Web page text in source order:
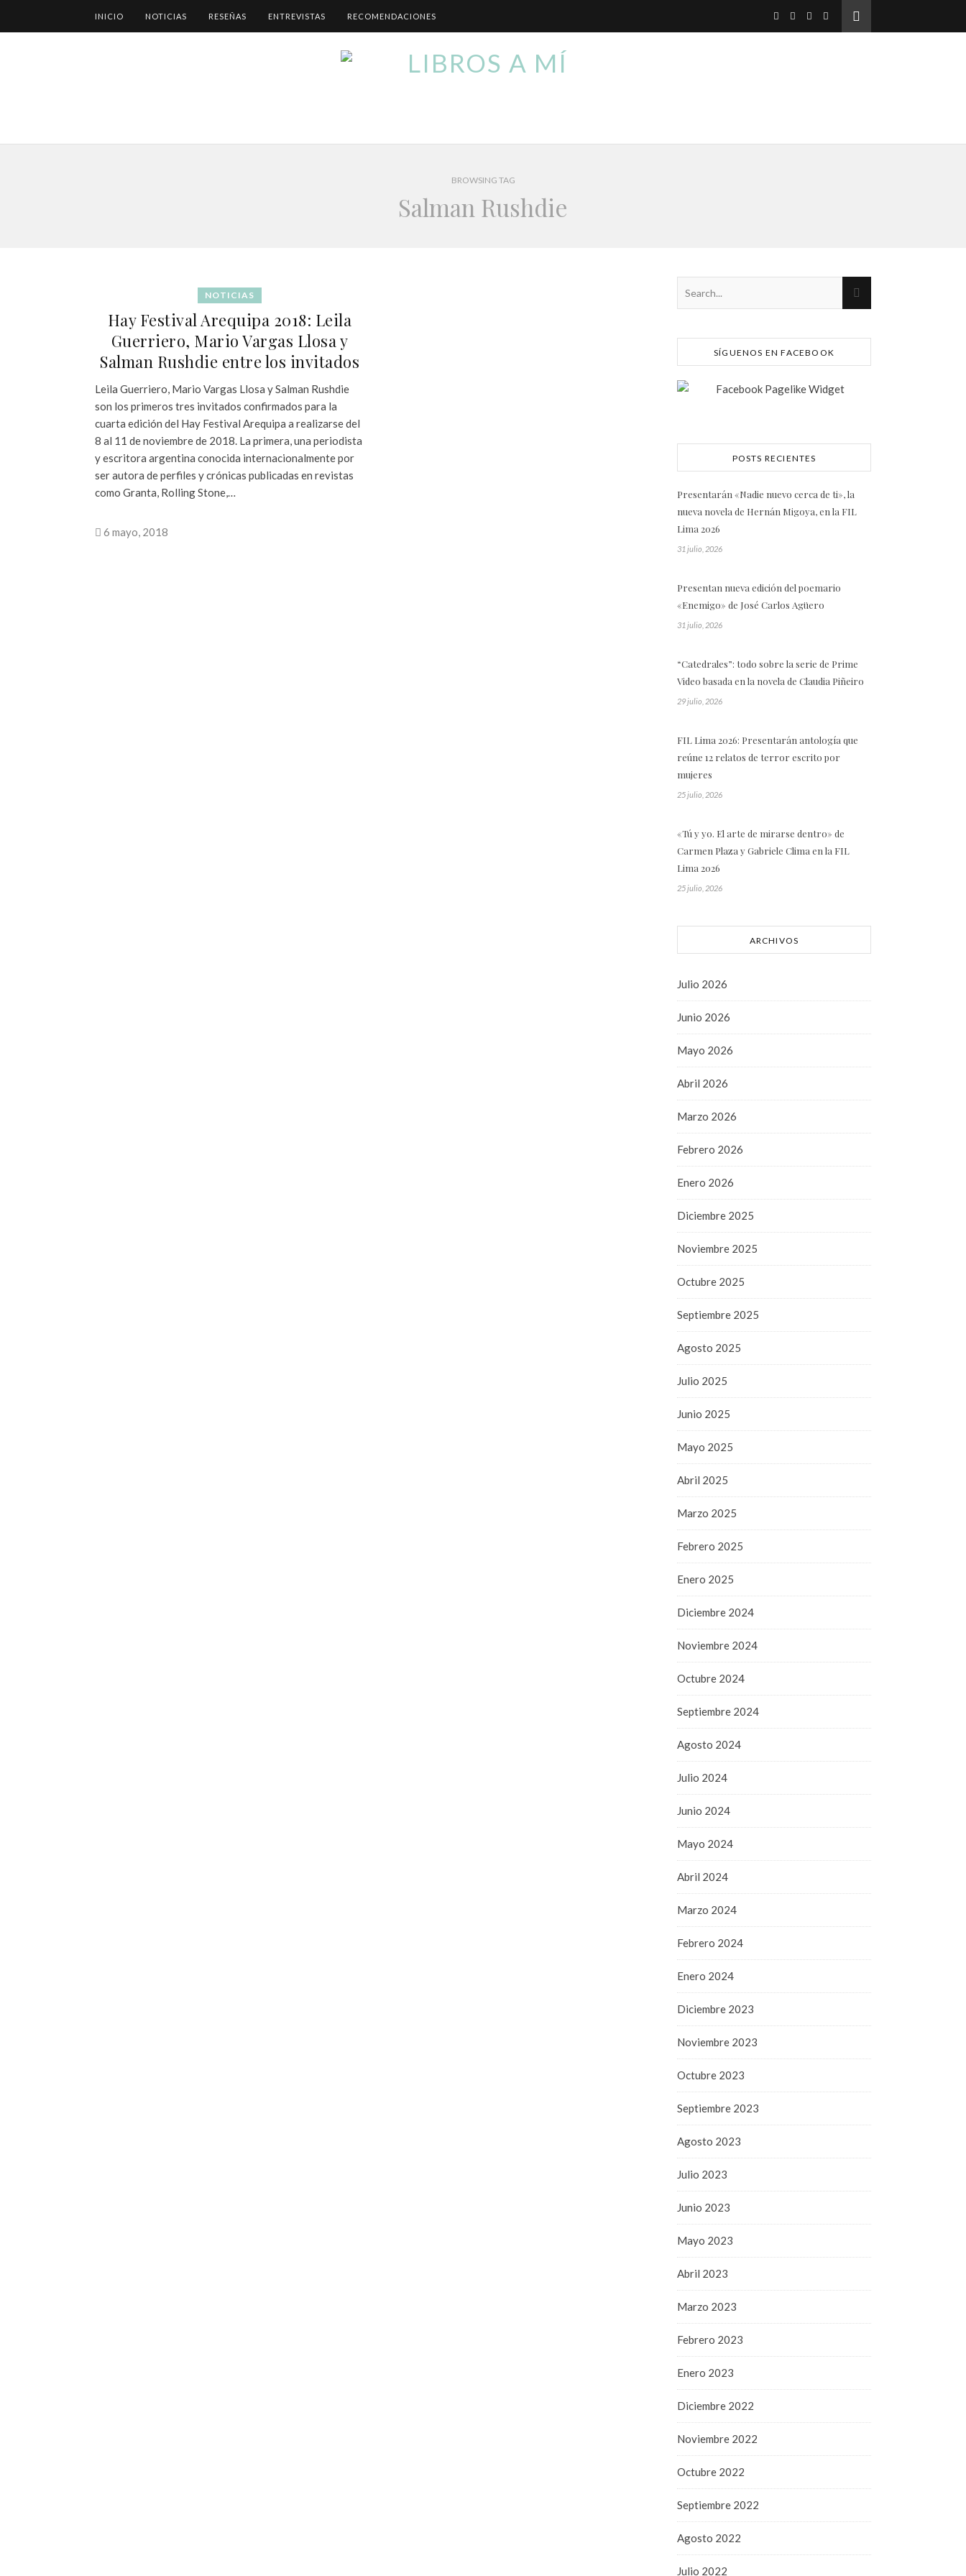
INICIO NOTICIAS RESEÑAS ENTREVISTAS RECOMENDACIONES
BROWSING TAG
Salman Rushdie
NOTICIAS
Hay Festival Arequipa 2018: Leila
Guerriero, Mario Vargas Llosa y
Salman Rushdie entre los invitados
Leila Guerriero, Mario Vargas Llosa y Salman Rushdie
son los primeros tres invitados confirmados para la
cuarta edición del Hay Festival Arequipa a realizarse del
8 al 11 de noviembre de 2018. La primera, una periodista
y escritora argentina conocida internacionalmente por
ser autora de perfiles y crónicas publicadas en revistas
como Granta, Rolling Stone,…
6 mayo, 2018
SÍGUENOS EN FACEBOOK
POSTS RECIENTES
Presentarán «Nadie nuevo cerca de ti», la
nueva novela de Hernán Migoya, en la FIL
Lima 2026
31 julio, 2026
Presentan nueva edición del poemario
«Enemigo» de José Carlos Agüero
31 julio, 2026
“Catedrales”: todo sobre la serie de Prime
Video basada en la novela de Claudia Piñeiro
29 julio, 2026
FIL Lima 2026: Presentarán antología que
reúne 12 relatos de terror escrito por
mujeres
25 julio, 2026
«Tú y yo. El arte de mirarse dentro» de
Carmen Plaza y Gabriele Clima en la FIL
Lima 2026
25 julio, 2026
ARCHIVOS
Julio 2026
Junio 2026
Mayo 2026
Abril 2026
Marzo 2026
Febrero 2026
Enero 2026
Diciembre 2025
Noviembre 2025
Octubre 2025
Septiembre 2025
Agosto 2025
Julio 2025
Junio 2025
Mayo 2025
Abril 2025
Marzo 2025
Febrero 2025
Enero 2025
Diciembre 2024
Noviembre 2024
Octubre 2024
Septiembre 2024
Agosto 2024
Julio 2024
Junio 2024
Mayo 2024
Abril 2024
Marzo 2024
Febrero 2024
Enero 2024
Diciembre 2023
Noviembre 2023
Octubre 2023
Septiembre 2023
Agosto 2023
Julio 2023
Junio 2023
Mayo 2023
Abril 2023
Marzo 2023
Febrero 2023
Enero 2023
Diciembre 2022
Noviembre 2022
Octubre 2022
Septiembre 2022
Agosto 2022
Julio 2022